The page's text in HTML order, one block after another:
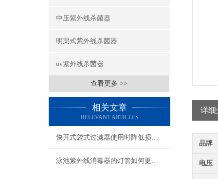
中压紫外线杀菌器
明渠式紫外线杀菌器
uv紫外线杀菌器
查看更多 >>
相关文章
RELEVANT ARTICLES
快开式袋式过滤器使用时降低损耗的实用措施
泳池紫外线消毒器的灯管如何更换呢？
详细
品牌
电压